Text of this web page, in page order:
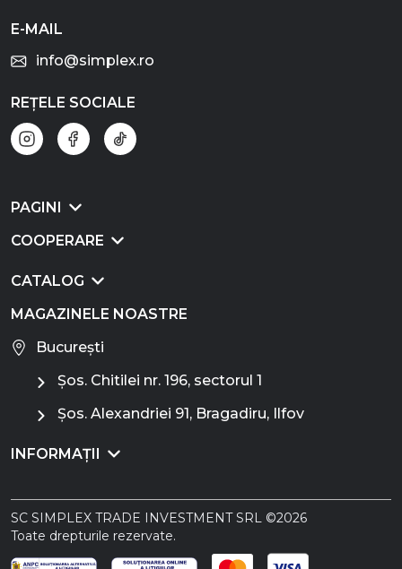
E-MAIL
info@simplex.ro
REȚELE SOCIALE
PAGINI
COOPERARE
CATALOG
MAGAZINELE NOASTRE
București
Șos. Chitilei nr. 196, sectorul 1
Șos. Alexandriei 91, Bragadiru, Ilfov
INFORMAȚII
SC SIMPLEX TRADE INVESTMENT SRL ©2026
Toate drepturile rezervate.